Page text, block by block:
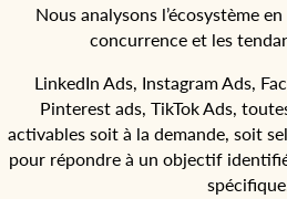
Nous analysons l’écosystème
concurrence et les
LinkedIn Ads, Instagram Ads,
Pinterest ads, TikTok Ads,
activables soit à la demande, soit
pour répondre à un objectif